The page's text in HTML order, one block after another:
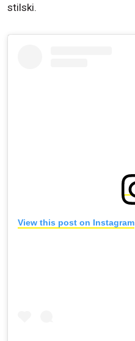
stilski.
View this post on Instagram